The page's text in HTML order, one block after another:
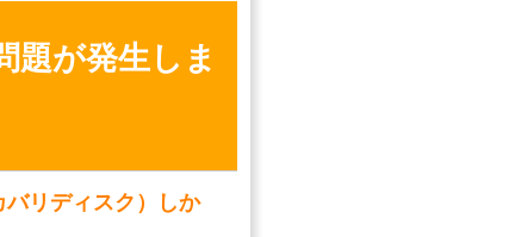
題が発生しま
バリディスク）しか